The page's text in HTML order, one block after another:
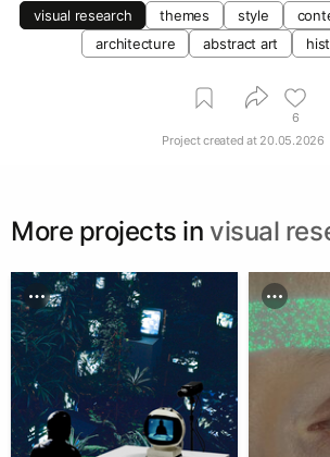
visual research themes style
architecture
abstract art
6
Project created at 20.05.2026
More projects in visual